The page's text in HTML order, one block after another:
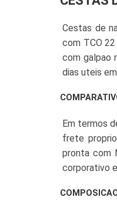
Cestas de
com TCO
com galpao
dias uteis
Em termos
frete
pronta com
corporativo